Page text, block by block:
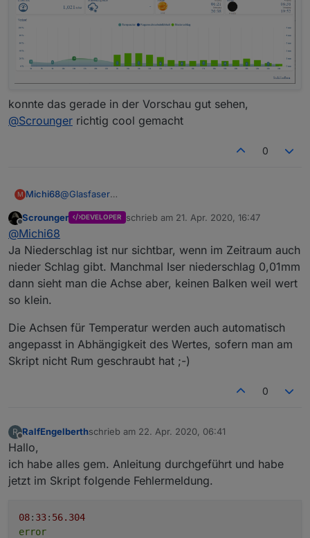
konnte das gerade in der Vorschau gut sehen,
@Scrounger richtig cool gemacht
0
M Michi68@Glasfaser
werden
Offline
Scrounger DEVELOPER schrieb am 21. Apr. 2020, 16:47
zuletzt editiert von
@Michi68
Ja Niederschlag ist nur sichtbar, wenn im Zeitraum auch
nieder Schlag gibt. Manchmal Iser niederschlag 0,01mm
dann sieht man die Achse aber, keinen Balken weil wert
so klein.
Die Achsen für Temperatur werden auch automatisch
angepasst in Abhängigkeit des Wertes, sofern man am
Skript nicht Rum geschraubt hat ;-)
0
R
Offline
RalfEngelberthschrieb am 22. Apr. 2020, 06:41
zuletzt editiert von
Hallo,
ich habe alles gem. Anleitung durchgeführt und habe
jetzt im Skript folgende Fehlermeldung.
08: 33: 56.304
error